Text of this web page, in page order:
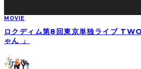
MOVIE
ロクディム第8回東京単独ライブ
ゃん 」